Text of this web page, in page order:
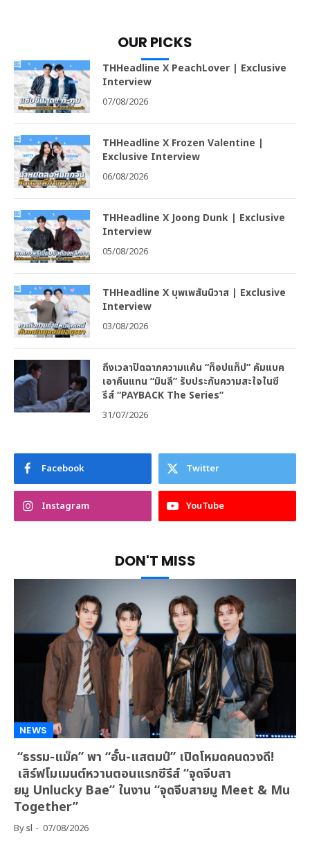
OUR PICKS
THHeadline X PeachLover | Exclusive
Interview
07/08/2026
THHeadline X Frozen Valentine |
Exclusive Interview
06/08/2026
THHeadline X Joong Dunk | Exclusive
Interview
05/08/2026
THHeadline X บุพเพสันนิวาส | Exclusive
Interview
03/08/2026
ถึงเวลาปิดฉากความแค้น “ท็อปแท็ป” คัมแบค
เอาคืนแทน “มินลี” รับประกันความสะใจในซี
รีส์ “PAYBACK The Series”
31/07/2026
Facebook Twitter
Instagram YouTube
DON'T MISS
NEWS
“ธรรม-แม็ค” พา “อั๋น-แสตมป์” เปิดโหมดคนดวงดี!
เสิร์ฟโมเมนต์หวานตอนแรกซีรีส์ “จุดจีบสา
ยมู Unlucky Bae” ในงาน “จุดจีบสายมู Meet & Mu
Together”
Bysl 07/08/2026